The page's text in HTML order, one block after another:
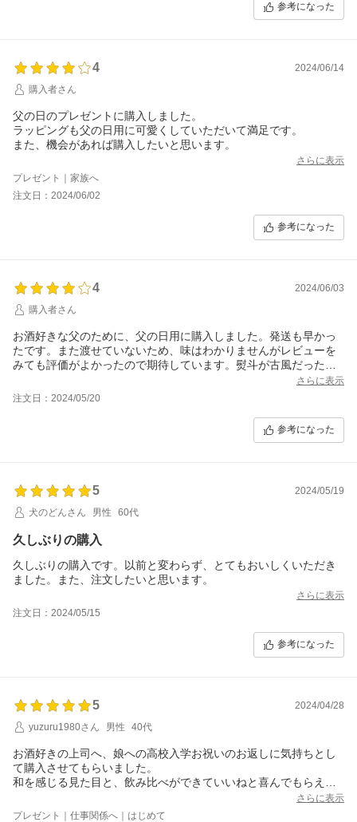
参考になった
4
2024/06/14
購入者さん
父の日のプレゼントに購入しました。
ラッピングも父の日用に可愛くしていただいて満足です。
また、機会があれば購入したいと思います。
さらに表示
プレゼント｜家族へ
注文日：2024/06/02
参考になった
4
2024/06/03
購入者さん
お酒好きな父のために、父の日用に購入しました。発送も早かっ
たです。また渡せていないため、味はわかりませんがレビューを
みても評価がよかったので期待しています。熨斗が古風だったの
さらに表示
注文日：2024/05/20
参考になった
5
2024/05/19
犬のどんさん
男性 60代
久しぶりの購入
久しぶりの購入です。以前と変わらず、とてもおいしくいただき
ました。また、注文したいと思います。
さらに表示
注文日：2024/05/15
参考になった
5
2024/04/28
yuzuru1980さん
男性 40代
お酒好きの上司へ、娘への高校入学お祝いのお返しに気持ちとし
て購入させてもらいました。
和を感じる見た目と、飲み比べができていいねと喜んでもらえま
したが、スッキリして飲みやすく美味しかったので、あっという
間になくなったと残念がっていました。
さらに表示
プレゼント｜仕事関係へ｜はじめて